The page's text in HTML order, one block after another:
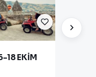
18 EKİM